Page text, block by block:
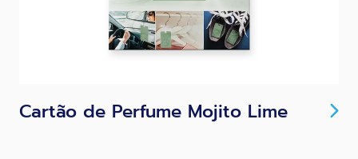
Cartão de Perfume Mojito Lime